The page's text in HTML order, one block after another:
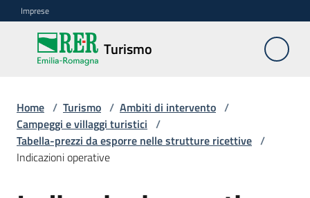
Vai al contenuto
Vai alla navigazione
Vai al footer
Imprese
Turismo
Turismo
Ambiti
di
intervento
Menu selezionato
turistiche
Home / Turismo / Ambiti di intervento /
Campeggi e villaggi turistici /
Tabella-prezzi da esporre nelle strutture ricettive /
Indicazioni operative